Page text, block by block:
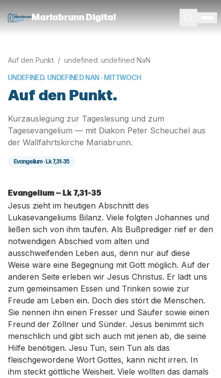
Mariabrunn Digital
Auf den Punkt / undefined. undefined NaN
UNDEFINED. UNDEFINED NAN · MITTWOCH
Auf den Punkt.
Kurzauslegung zur Tageslesung und zum
Tagesevangelium — mit Diakon Peter Scheuchel aus
der Wallfahrtskirche Mariabrunn.
Evangelium ·Lk 7,31-35
Evangelium — Lk 7,31-35
Jesus zieht im heutigen Abschnitt des
Lukasevangeliums Bilanz. Viele folgten Johannes und
ließen sich von ihm taufen. Als Bußprediger rief er den
notwendigen Abschied vom alten und
ausschweifenden Leben aus, denn nur auf diese
Weise wäre eine Begegnung mit Gott möglich. Auf der
anderen Seite erleben wir Jesus Christus. Er lädt uns
zum gemeinsamen Essen und Trinken sowie zur
Freude am Leben ein. Doch dies stört die Menschen.
Sie nennen ihn einen Fresser und Säufer sowie einen
Freund der Zöllner und Sünder. Jesus benimmt sich
menschlich und gibt sich auch mit jenen ab, die seine
Hilfe benötigen. Jesu Tun, sein Tun als das
fleischgewordene Wort Gottes, kann nicht irren. In
ihm steckt göttliche Weisheit. Viele wollten das damals